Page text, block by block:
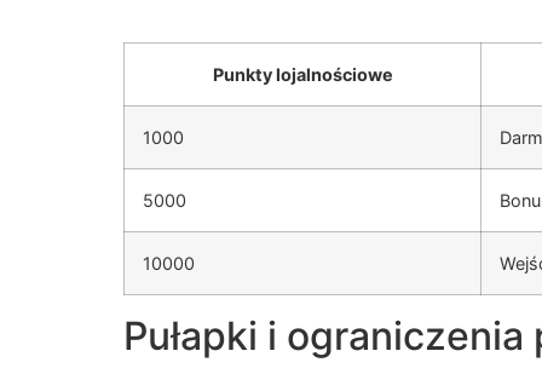
Punkty lojalnościowe
1000
5000
10000
Pułapki i